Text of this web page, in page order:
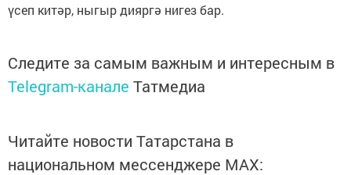
үсеп китәр, ныгыр дияргә нигез бар.
Следите за самым важным и интересным в
Telegram-канале Татмедиа
Читайте новости Татарстана в
национальном мессенджере MАХ: